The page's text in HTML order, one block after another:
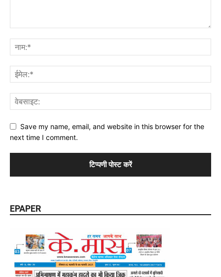
Save my name, email, and website in this browser for the
next time I comment.
EPAPER